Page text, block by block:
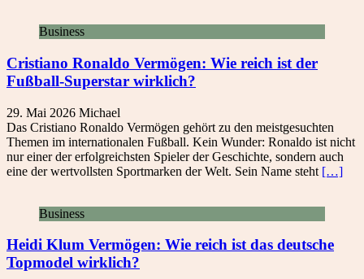
Business
Cristiano Ronaldo Vermögen: Wie reich ist der
Fußball-Superstar wirklich?
29. Mai 2026 Michael
Das Cristiano Ronaldo Vermögen gehört zu den meistgesuchten
Themen im internationalen Fußball. Kein Wunder: Ronaldo ist nicht
nur einer der erfolgreichsten Spieler der Geschichte, sondern auch
eine der wertvollsten Sportmarken der Welt. Sein Name steht […]
Business
Heidi Klum Vermögen: Wie reich ist das deutsche
Topmodel wirklich?